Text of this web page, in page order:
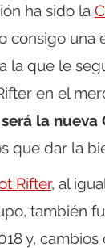
ha sido la
consigo una
la que le
en el
la nueva
que dar la
Rifter, al
también
y, cambios